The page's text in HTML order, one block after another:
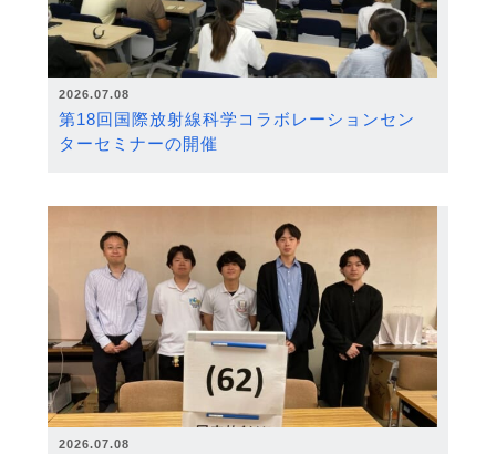
2026.07.08
第18回国際放射線科学コラボレーションセン
ターセミナーの開催
2026.07.08